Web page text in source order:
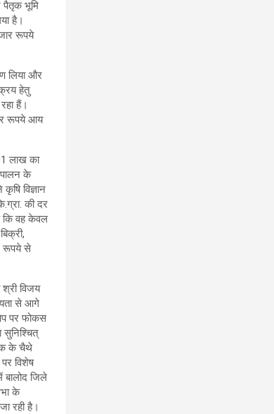
पैतृक भूमि
है।
रूपये
लिया और
हेतु
हैं।
रूपये आय
लाख का
के
विज्ञान
की दर
कि वह केवल
रूपये से
विजय
से आगे
पर फोकस
सुनिश्चित्
के चैथे
विशेष
बालोद जिले
के
रही है।